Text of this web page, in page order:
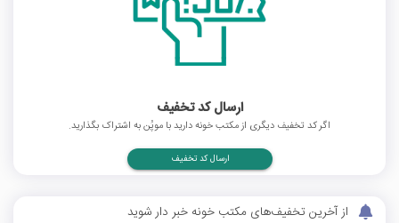
ارسال کد تخفیف
اگر کد تخفیف دیگری از مکتب خونه دارید با موپُن به اشتراک بگذارید.
ارسال کد تخفیف
از آخرین تخفیف‌های مکتب خونه خبر دار شوید